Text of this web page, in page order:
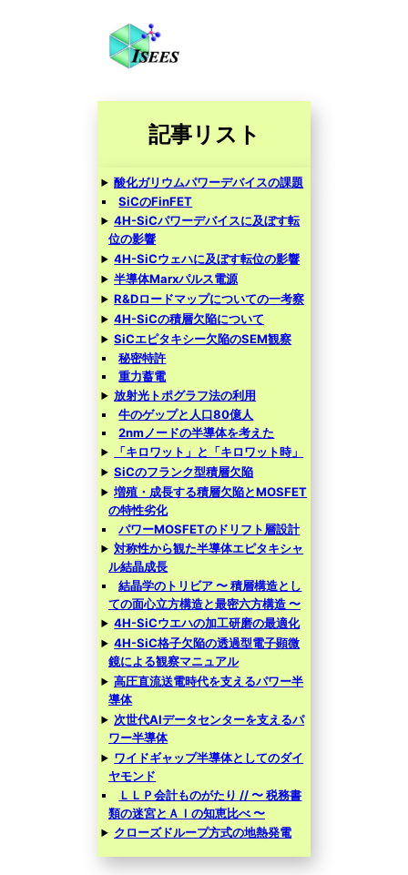
記事リスト
酸化ガリウムパワーデバイスの課題
SiCのFinFET
4H-SiCパワーデバイスに及ぼす転
位の影響
4H-SiCウェハに及ぼす転位の影響
半導体Marxパルス電源
R&Dロードマップについての一考察
4H-SiCの積層欠陥について
SiCエピタキシー欠陥のSEM観察
秘密特許
重力蓄電
放射光トポグラフ法の利用
牛のゲップと人口80億人
2nmノードの半導体を考えた
「キロワット」と「キロワット時」
SiCのフランク型積層欠陥
増殖・成長する積層欠陥とMOSFET
の特性劣化
パワーMOSFETのドリフト層設計
対称性から観た半導体エピタキシャ
ル結晶成長
結晶学のトリビア 〜 積層構造とし
ての面心立方構造と最密六方構造 〜
4H-SiCウエハの加工研磨の最適化
4H-SiC格子欠陥の透過型電子顕微
鏡による観察マニュアル
高圧直流送電時代を支えるパワー半
導体
次世代AIデータセンターを支えるパ
ワー半導体
ワイドギャップ半導体としてのダイ
ヤモンド
ＬＬＰ会計ものがたり // 〜 税務書
類の迷宮とＡＩの知恵比べ 〜
クローズドループ方式の地熱発電